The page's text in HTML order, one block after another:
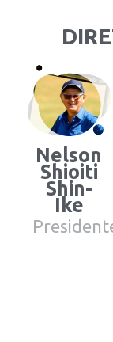
Nelson
Shioiti
Shin-
Ike